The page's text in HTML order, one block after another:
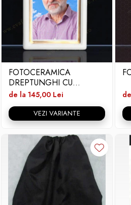
FOTOCERAMICA
DREPTUNGHI CU
BORDURA SI FIR
de la 145,00 Lei
VEZI VARIANTE